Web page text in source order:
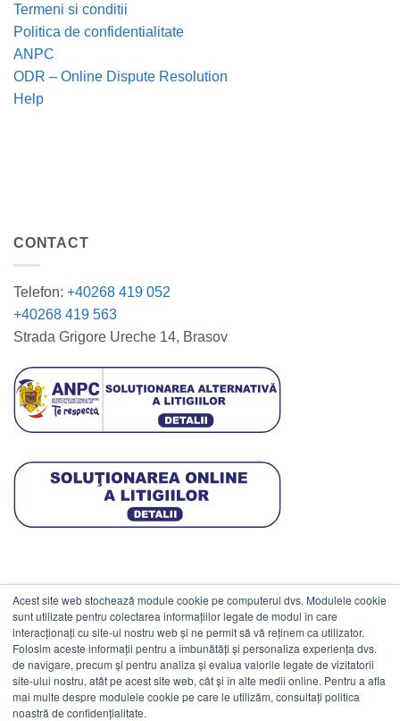
Acest site web stochează module cookie pe computerul dvs. Modulele cookie
sunt utilizate pentru colectarea informațiilor legate de modul în care
interacționați cu site-ul nostru web și ne permit să vă reținem ca utilizator.
Folosim aceste informații pentru a îmbunătăți și personaliza experiența dvs.
de navigare, precum și pentru analiza și evalua valorile legate de vizitatorii
site-ului nostru, atât pe acest site web, cât și în alte medii online. Pentru a afla
mai multe despre modulele cookie pe care le utilizăm, consultați politica
noastră de confidențialitate.
Termeni si conditii
Politica de confidentialitate
ANPC
ODR – Online Dispute Resolution
Help
CONTACT
Telefon: +40268 419 052
+40268 419 563
Strada Grigore Ureche 14, Brasov
DATE COMERCIALE
ESTICO S.R.L.
CIF: RO1094402.
Reg.Com: J08/469/1991.